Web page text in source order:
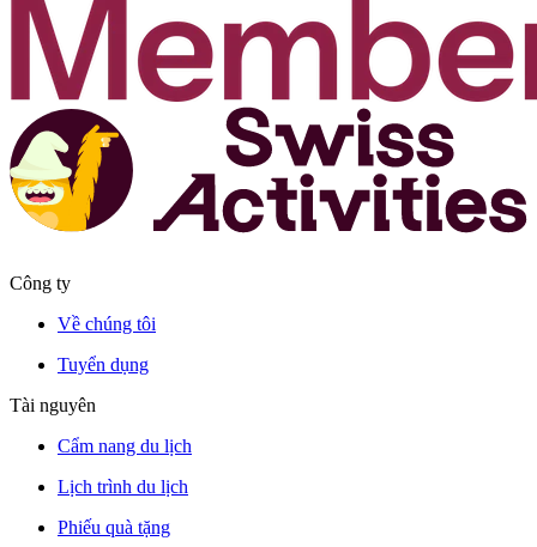
Công ty
Về chúng tôi
Tuyển dụng
Tài nguyên
Cẩm nang du lịch
Lịch trình du lịch
Phiếu quà tặng